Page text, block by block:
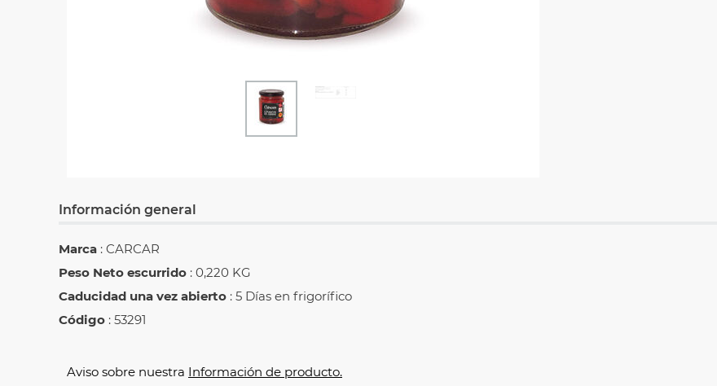
Información general
Marca : CARCAR
Peso Neto escurrido : 0,220 KG
Caducidad una vez abierto : 5 Días en frigorífico
Código : 53291
Aviso sobre nuestra Información de producto.